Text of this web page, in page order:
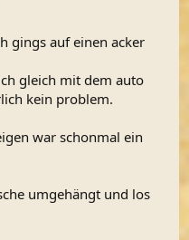
gings auf einen acker
gleich mit dem auto
kein problem.
war schonmal ein
umgehängt und los